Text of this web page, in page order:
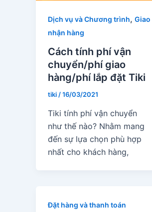
Dịch vụ và Chương trình, Giao
nhận hàng
Cách tính phí vận
chuyển/phí giao
hàng/phí lắp đặt Tiki
tiki/16/03/2021
Tiki tính phí vận chuyển
như thế nào? Nhằm mang
đến sự lựa chọn phù hợp
nhất cho khách hàng,
Đặt hàng và thanh toán